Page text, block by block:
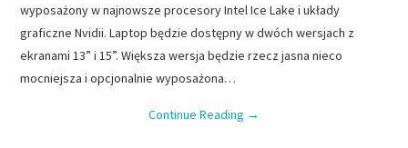
wyposażony w najnowsze procesory Intel Ice Lake i układy
graficzne Nvidii. Laptop będzie dostępny w dwóch wersjach z
ekranami 13” i 15”. Większa wersja będzie rzecz jasna nieco
mocniejsza i opcjonalnie wyposażona…
Continue Reading →